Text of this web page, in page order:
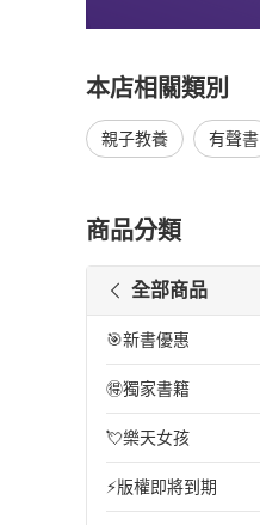
本店相關類別
親子教養 有聲書
商品分類
全部商品
🎯新書優惠
🉐獨家書籍
💘樂天女孩
⚡版權即將到期